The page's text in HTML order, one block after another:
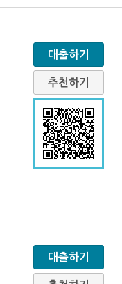
대출하기
추천하기
대출하기